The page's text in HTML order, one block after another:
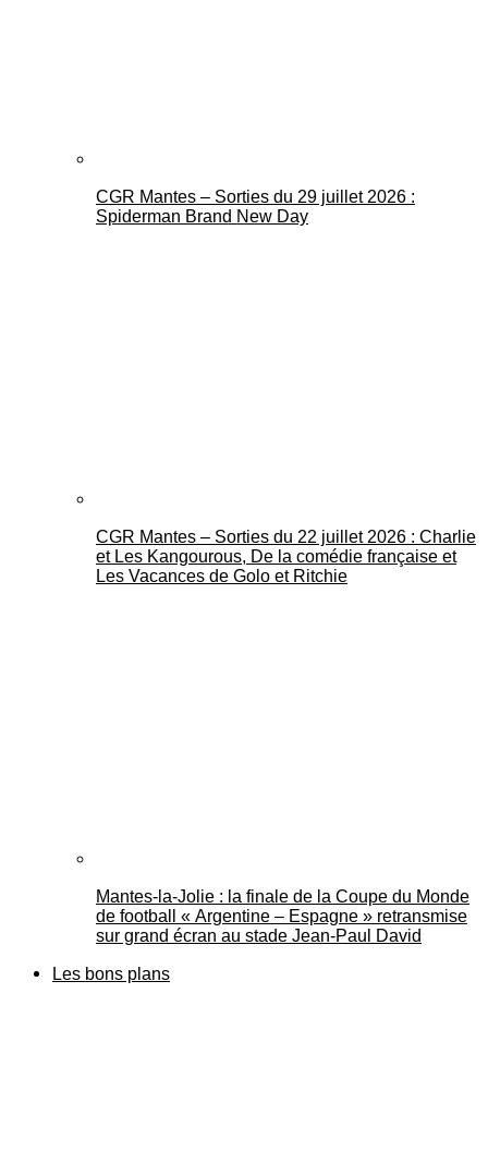
CGR Mantes – Sorties du 29 juillet 2026 :
Spiderman Brand New Day
CGR Mantes – Sorties du 22 juillet 2026 : Charlie
et Les Kangourous, De la comédie française et
Les Vacances de Golo et Ritchie
Mantes-la-Jolie : la finale de la Coupe du Monde
de football « Argentine – Espagne » retransmise
sur grand écran au stade Jean-Paul David
Les bons plans